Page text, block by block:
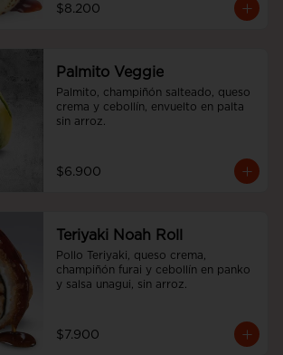
$8.200
Palmito Veggie
Palmito, champiñón salteado, queso
crema y cebollín, envuelto en palta
sin arroz.
$6.900
Teriyaki Noah Roll
Pollo Teriyaki, queso crema,
champiñón furai y cebollín en panko
y salsa unagui, sin arroz.
$7.900